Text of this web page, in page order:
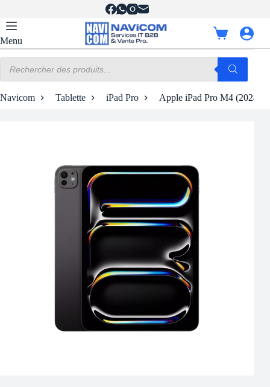
contenu
Menu
Panier
d’achat
produits
Navicom Tablette iPad Pro Apple iPad Pro M4 (2024)